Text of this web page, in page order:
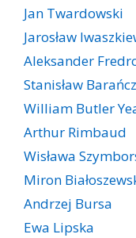
Jan Twardowski
Jarosław
Aleksander
Stanisław
William Butler
Arthur Rimbaud
Wisława
Miron
Andrzej Bursa
Ewa Lipska